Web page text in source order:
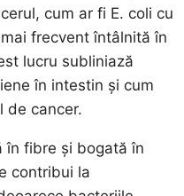
cum ar fi E. coli cu
frecvent întâlnită în
lucru subliniază
în intestin și cum
de cancer.
în fibre și bogată în
contribui la